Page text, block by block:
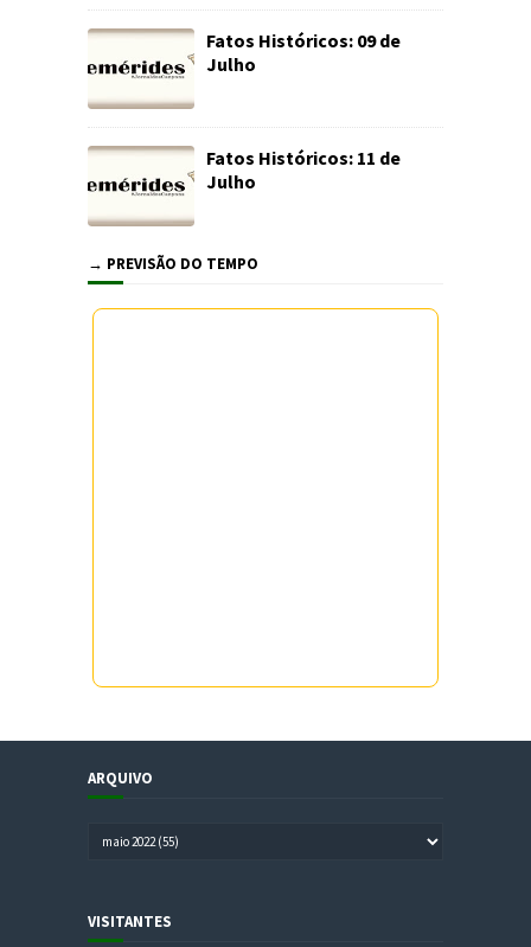
Fatos Históricos: 09 de
Julho
Fatos Históricos: 11 de
Julho
→ PREVISÃO DO TEMPO
ARQUIVO
VISITANTES